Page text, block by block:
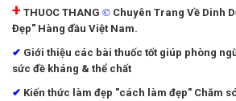
+ THUOC THANG © Chuyên Trang Về Dinh
Đẹp" Hàng đầu Việt Nam.
✔ Giới thiệu các bài thuốc tốt giúp phòng
sức đề kháng & thể chất
✔ Kiến thức làm đẹp "cách làm đẹp" Chăm